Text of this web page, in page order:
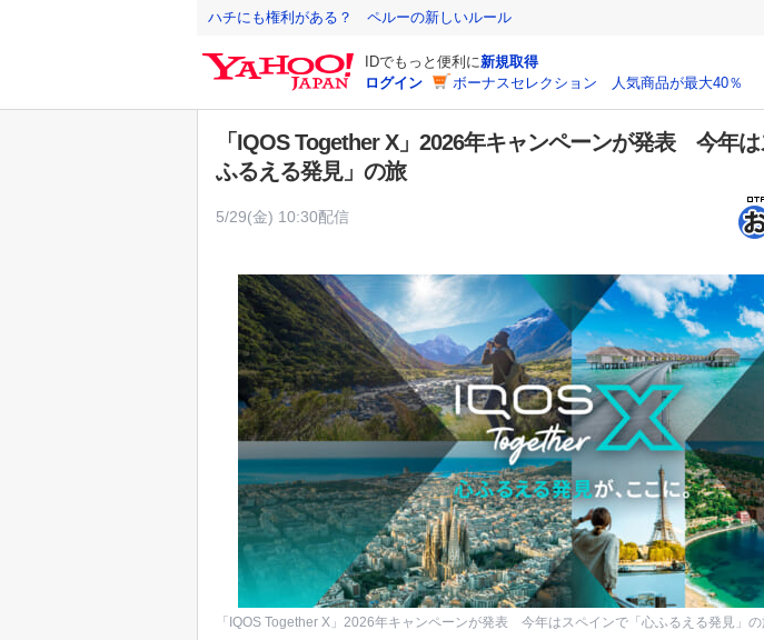
ハチにも権利がある？ ペルーの新しいルール
IDでもっと便利に新規取得
ログイン
ボーナスセレクション 人気商品が最大40％
「IQOS Together X」2026年キャンペーンが発表 今年
ふるえる発見」の旅
5/29(金) 10:30配信
「IQOS Together X」2026年キャンペーンが発表 今年はスペインで「心ふるえる発見」の